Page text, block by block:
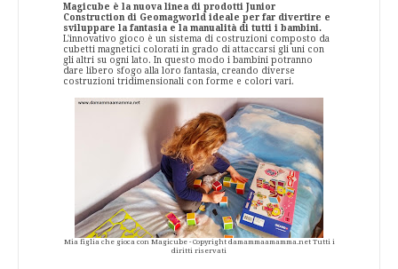
Magicube è la nuova linea di prodotti Junior
Construction di Geomagworld ideale per far divertire e
sviluppare la fantasia e la manualità di tutti i bambini.
L'innovativo gioco è un sistema di costruzioni composto da
cubetti magnetici colorati in grado di attaccarsi gli uni con
gli altri su ogni lato. In questo modo i bambini potranno
dare libero sfogo alla loro fantasia, creando diverse
costruzioni tridimensionali con forme e colori vari.
Mia figlia che gioca con Magicube - Copyright damammaamamma.net Tutti i
diritti riservati